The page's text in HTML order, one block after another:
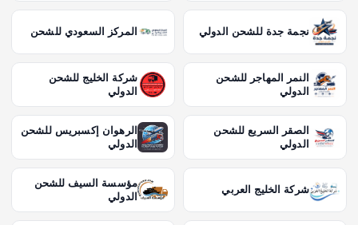
نجمة جدة للشحن الدولي المركز السعودي للشحن
النمر المهاجر للشحن
الدولي
شركة الخليج للشحن
الدولي
الصقر السريع للشحن
الدولي
الرهوان إكسبريس للشحن
الدولي
شركة الخليج العربي
مؤسسة السيف للشحن
الدولي